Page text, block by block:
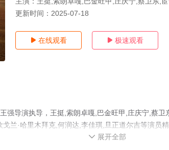
更新时间： 2025-07-18
 在线观看  极速观看
强导演执导，王挺,索朗卓嘎,巴金旺甲,庄庆宁,蔡
兰·哈里木拜克,何润达,李佳琪,旦正道尔吉等演员
多相关信息可移步至豆瓣电影、电视猫或剧情网等
 展开全部